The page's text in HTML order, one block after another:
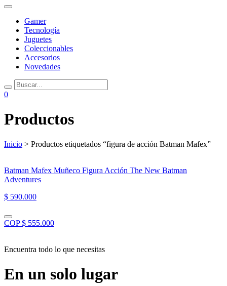
Gamer
Tecnología
Juguetes
Coleccionables
Accesorios
Novedades
0
Productos
Inicio > Productos etiquetados “figura de acción Batman Mafex”
Batman Mafex Muñeco Figura Acción The New Batman
Adventures
$ 590.000
COP $ 555.000
Encuentra todo lo que necesitas
En un solo lugar